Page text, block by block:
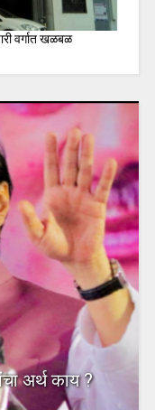
वर्गात खळबळ
अर्थ काय ?